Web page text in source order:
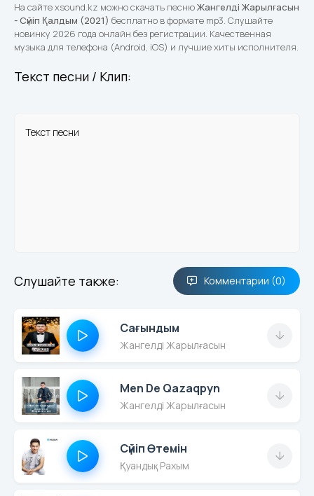
На сайте xsound.kz можно скачать песнюЖангелді Жарылғасын
- Сүйіп Қалдым (2021) бесплатно в формате mp3. Слушайте
новинку 2026 года онлайн без регистрации. Качественная
музыка для телефона (Android, iOS) и лучшие хиты исполнителя.
Текст песни / Клип:
Текст песни
Слушайте также: Комментарии (0)
Сағындым
Жангелді Жарылғасын
Men De Qazaqpyn
Жангелді Жарылғасын
Сүйіп Өтемін
Қуандық Рахым